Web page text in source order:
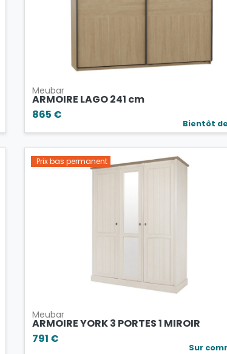
Meubar
ARMOIRE LAGO 241 cm
865 €
Bientôt
Prix bas permanent
Meubar
ARMOIRE YORK 3 PORTES 1 MIROIR
791 €
Sur